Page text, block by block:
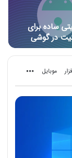
ساده برای
در گوشی
موبایل